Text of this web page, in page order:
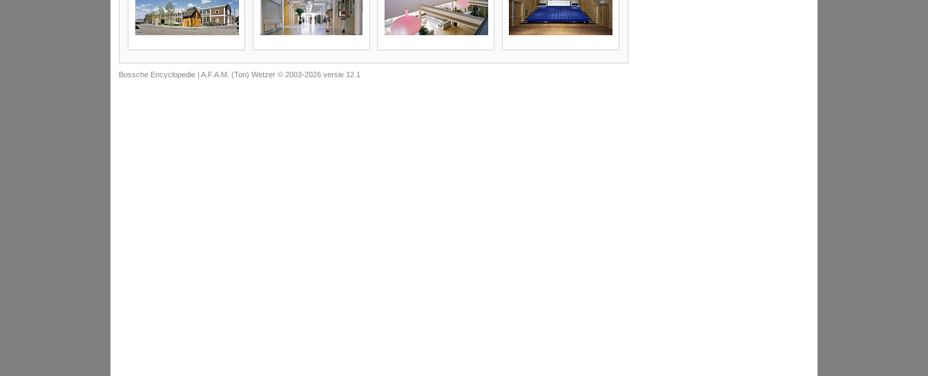
Bossche Encyclopedie | A.F.A.M. (Ton) Wetzer © 2003-2026 versie 12.1